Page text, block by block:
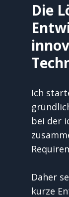
Die
Ich
bei der
Daher
kurze